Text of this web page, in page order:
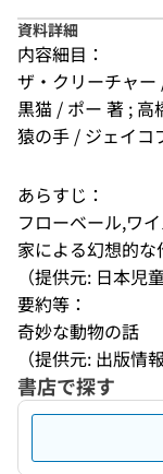
資料詳細
内容細目：
ザ・クリーチャー
黒猫 / ポー 著 ; 高
猿の手 / ジェイコ
あらすじ：
フローベール,ワ
家による幻想的な
（提供元: 日本児
要約等：
奇妙な動物の話
（提供元: 出版情
書店で探す